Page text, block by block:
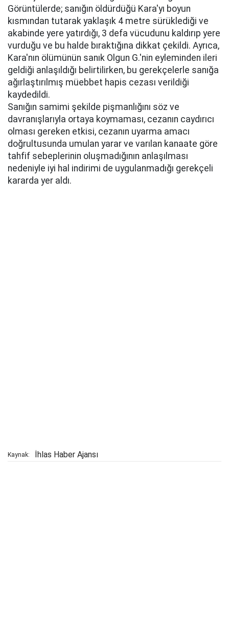
Görüntülerde; sanığın öldürdüğü Kara'yı boyun
kısmından tutarak yaklaşık 4 metre sürüklediği ve
akabinde yere yatırdığı, 3 defa vücudunu kaldırıp yere
vurduğu ve bu halde bıraktığına dikkat çekildi. Ayrıca,
Kara'nın ölümünün sanık Olgun G.'nin eyleminden ileri
geldiği anlaşıldığı belirtilirken, bu gerekçelerle sanığa
ağırlaştırılmış müebbet hapis cezası verildiği
kaydedildi.
Sanığın samimi şekilde pişmanlığını söz ve
davranışlarıyla ortaya koymaması, cezanın caydırıcı
olması gereken etkisi, cezanın uyarma amacı
doğrultusunda umulan yarar ve varılan kanaate göre
tahfif sebeplerinin oluşmadığının anlaşılması
nedeniyle iyi hal indirimi de uygulanmadığı gerekçeli
kararda yer aldı.
Kaynak: İhlas Haber Ajansı